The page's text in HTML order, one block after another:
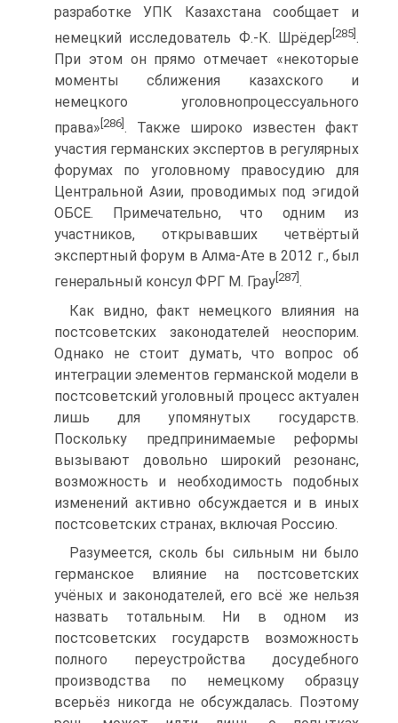
разработке УПК Казахстана сообщает и
немецкий исследователь Ф.-К. Шрёдер [285].
При этом он прямо отмечает «некоторые
моменты сближения казахского и
немецкого уголовнопроцессуального
права» [286] . Также широко известен факт
участия германских экспертов в регулярных
форумах по уголовному правосудию для
Центральной Азии, проводимых под эгидой
ОБСЕ. Примечательно, что одним из
участников, открывавших четвёртый
экспертный форум в Алма-Ате в 2012 г., был
генеральный консул ФРГ М. Грау [287] .
Как видно, факт немецкого влияния на
постсоветских законодателей неоспорим.
Однако не стоит думать, что вопрос об
интеграции элементов германской модели в
постсоветский уголовный процесс актуален
лишь для упомянутых государств.
Поскольку предпринимаемые реформы
вызывают довольно широкий резонанс,
возможность и необходимость подобных
изменений активно обсуждается и в иных
постсоветских странах, включая Россию.
Разумеется, сколь бы сильным ни было
германское влияние на постсоветских
учёных и законодателей, его всё же нельзя
назвать тотальным. Ни в одном из
постсоветских государств возможность
полного переустройства досудебного
производства по немецкому образцу
всерьёз никогда не обсуждалась. Поэтому